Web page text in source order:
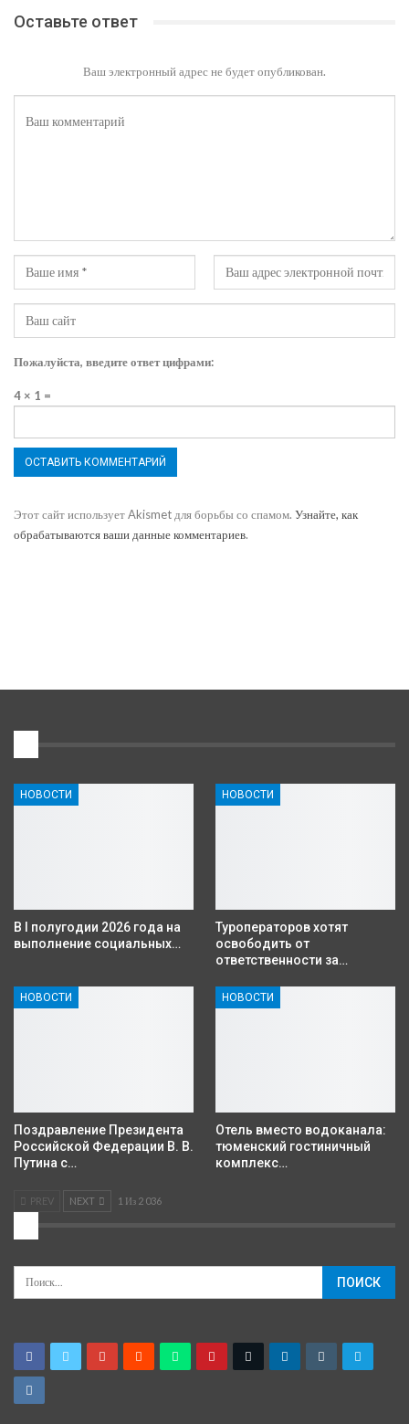
Оставьте ответ
Ваш электронный адрес не будет опубликован.
Пожалуйста, введите ответ цифрами:
4 × 1 =
Этот сайт использует Akismet для борьбы со спамом. Узнайте, как
обрабатываются ваши данные комментариев.
НОВОСТИ
В I полугодии 2026 года на
выполнение социальных…
НОВОСТИ
Туроператоров хотят
освободить от
ответственности за…
НОВОСТИ
Поздравление Президента
Российской Федерации В. В.
Путина с…
НОВОСТИ
Отель вместо водоканала:
тюменский гостиничный
комплекс…
PREV NEXT 1 Из 2 036